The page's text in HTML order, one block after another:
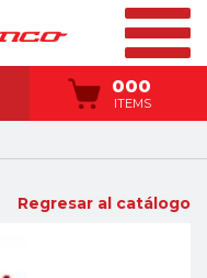
000
ITEMS
Regresar al catálogo